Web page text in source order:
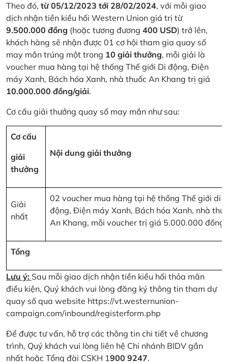
Theo đó, từ 05/12/2023 tới 28/02/2024, với mỗi giao
dịch nhận tiền kiều hối Western Union giá trị từ
9.500.000 đồng (hoặc tương đương 400 USD) trở lên,
khách hàng sẽ nhận được 01 cơ hội tham gia quay số
may mắn trúng một trong 10 giải thưởng, mỗi giải là
voucher mua hàng tại hệ thống Thế giới Di động, Điện
máy Xanh, Bách hóa Xanh, nhà thuốc An Khang trị giá
10.000.000 đồng/giải.
Cơ cấu giải thưởng quay số may mắn như sau:
Cơ cấu
giải
thưởng
Nội dung giải thưởng
Giải
nhất
02 voucher mua hàng tại hệ thống Thế giới di
động, Điện máy Xanh, Bách hóa Xanh, nhà
An Khang, mỗi voucher trị giá 5.000.000 đồng
Tổng
Lưu ý: Sau mỗi giao dịch nhận tiền kiều hối thỏa mãn
điều kiện, Quý khách vui lòng đăng ký thông tin tham dự
quay số qua website https://vt.westernunion-
campaign.com/inbound/registerform.php
Để được tư vấn, hỗ trợ các thông tin chi tiết về chương
trình, Quý khách vui lòng liên hệ Chi nhánh BIDV gần
nhất hoặc Tổng đài CSKH 1900 9247.